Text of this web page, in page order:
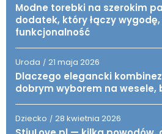
Modne torebki na szerokim
dodatek, który łączy
funkcjonalność
Uroda / 21 maja 2026
Dlaczego elegancki
dobrym wyborem na wesele,
Dziecko / 28 kwietnia 2026